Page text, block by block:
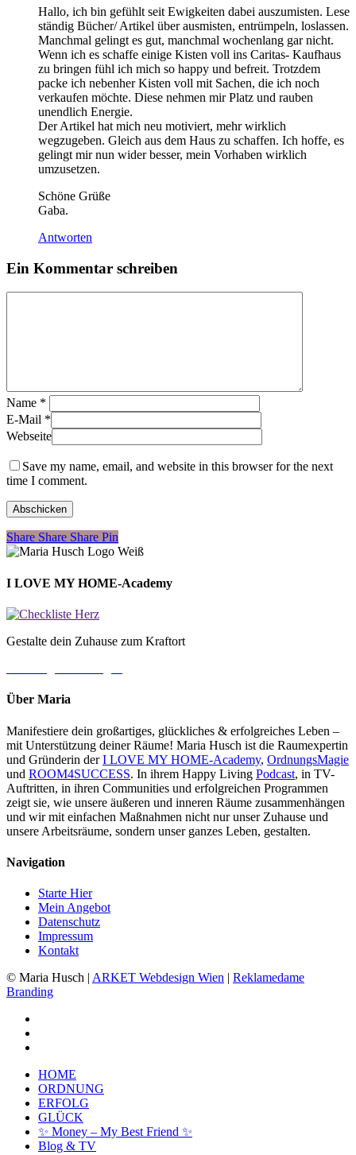
Hallo, ich bin gefühlt seit Ewigkeiten dabei auszumisten. Lese
ständig Bücher/ Artikel über ausmisten, entrümpeln, loslassen.
Manchmal gelingt es gut, manchmal wochenlang gar nicht.
Wenn ich es schaffe einige Kisten voll ins Caritas- Kaufhaus
zu bringen fühl ich mich so happy und befreit. Trotzdem
packe ich nebenher Kisten voll mit Sachen, die ich noch
verkaufen möchte. Diese nehmen mir Platz und rauben
unendlich Energie.
Der Artikel hat mich neu motiviert, mehr wirklich
wegzugeben. Gleich aus dem Haus zu schaffen. Ich hoffe, es
gelingt mir nun wider besser, mein Vorhaben wirklich
umzusetzen.
Schöne Grüße
Gaba.
Antworten
Ein Kommentar schreiben
Name *
E-Mail *
Webseite
Save my name, email, and website in this browser for the next
time I comment.
Share
Share Share Share Pin
I LOVE MY HOME-Academy
Gestalte dein Zuhause zum Kraftort
Über Maria
Manifestiere dein großartiges, glückliches & erfolgreiches Leben –
mit Unterstützung deiner Räume! Maria Husch ist die Raumexpertin
und Gründerin derI LOVE MY HOME-Academy, OrdnungsMagie
und ROOM4SUCCESS. In ihrem Happy Living Podcast, in TV-
Auftritten, in ihren Communities und erfolgreichen Programmen
zeigt sie, wie unsere äußeren und inneren Räume zusammenhängen
und wir mit einfachen Maßnahmen nicht nur unser Zuhause und
unsere Arbeitsräume, sondern unser ganzes Leben, gestalten.
Navigation
Starte Hier
Mein Angebot
Datenschutz
Impressum
Kontakt
© Maria Husch | ARKET Webdesign Wien | Reklamedame
Branding
Close
Menu
HOME
ORDNUNG
ERFOLG
GLÜCK
✨ Money – My Best Friend ✨
Blog & TV
Kundenbewertungen und Erfahrungen zu